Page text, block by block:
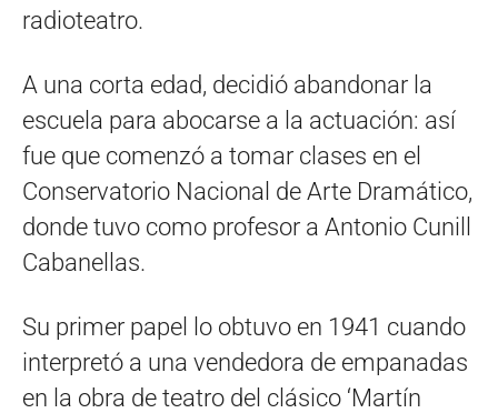
radioteatro.
A una corta edad, decidió abandonar la
escuela para abocarse a la actuación: así
fue que comenzó a tomar clases en el
Conservatorio Nacional de Arte Dramático,
donde tuvo como profesor a Antonio Cunill
Cabanellas.
Su primer papel lo obtuvo en 1941 cuando
interpretó a una vendedora de empanadas
en la obra de teatro del clásico ‘Martín